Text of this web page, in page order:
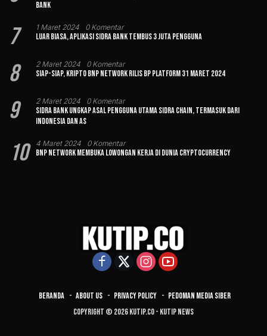
Bank
7 1 Maret 2024 0 Komentar
Luar Biasa, Aplikasi Sidra Bank Tembus 3 Juta Pengguna
8 2 Maret 2024 0 Komentar
Siap-siap, Kripto BNP Network Rilis BP Platform 31 Maret 2024
9 2 Maret 2024 0 Komentar
Sidra Bank Ungkap Asal Pengguna Utama Sidra Chain, Termasuk dari
Indonesia dan AS
10 4 Maret 2024 0 Komentar
BNP Network Membuka Lowongan Kerja di Dunia Cryptocurrency
Beranda About Us Privacy Policy
Pedoman Media Siber
Copyright © 2026 Kutip.co - Kutip News